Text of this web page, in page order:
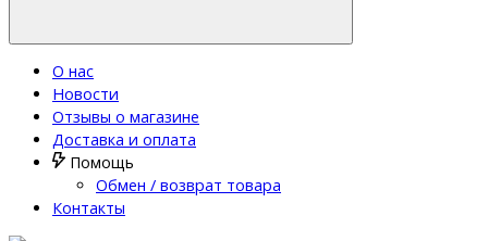
О нас
Новости
Отзывы о магазине
Доставка и оплата
Помощь
Обмен / возврат товара
Контакты